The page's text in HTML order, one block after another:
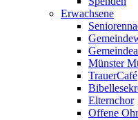
Erwachsene
Münster
TrauerCafé
Elternchor
Offene